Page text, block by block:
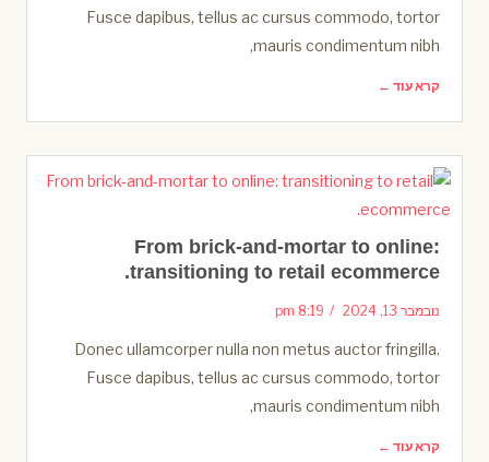
Fusce dapibus, tellus ac cursus commodo, tortor
mauris condimentum nibh,
קרא עוד ←
From brick-and-mortar to online:
transitioning to retail ecommerce.
נובמבר 13, 2024 8:19 pm
Donec ullamcorper nulla non metus auctor fringilla.
Fusce dapibus, tellus ac cursus commodo, tortor
mauris condimentum nibh,
קרא עוד ←